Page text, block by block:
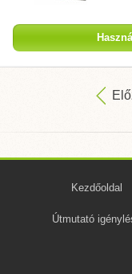
Kezdőoldal
Útmutató